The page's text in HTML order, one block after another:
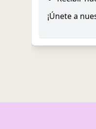
¡Únete a